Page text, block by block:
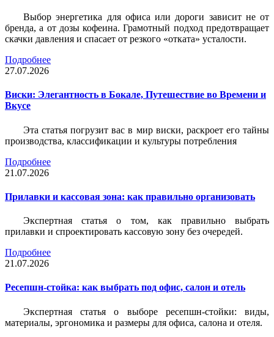
Выбор энергетика для офиса или дороги зависит не от
бренда, а от дозы кофеина. Грамотный подход предотвращает
скачки давления и спасает от резкого «отката» усталости.
Подробнее
27.07.2026
Виски: Элегантность в Бокале, Путешествие во Времени и
Вкусе
Эта статья погрузит вас в мир виски, раскроет его тайны
производства, классификации и культуры потребления
Подробнее
21.07.2026
Прилавки и кассовая зона: как правильно организовать
Экспертная статья о том, как правильно выбрать
прилавки и спроектировать кассовую зону без очередей.
Подробнее
21.07.2026
Ресепшн-стойка: как выбрать под офис, салон и отель
Экспертная статья о выборе ресепшн-стойки: виды,
материалы, эргономика и размеры для офиса, салона и отеля.